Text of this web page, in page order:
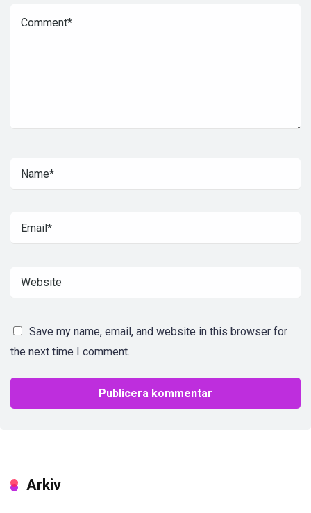
Save my name, email, and website in this browser for
the next time I comment.
Arkiv